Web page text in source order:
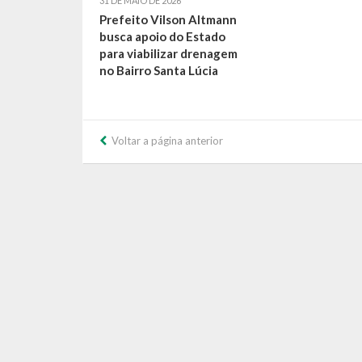
Prefeito Vilson Altmann
busca apoio do Estado
para viabilizar drenagem
no Bairro Santa Lúcia
Voltar a página anterior